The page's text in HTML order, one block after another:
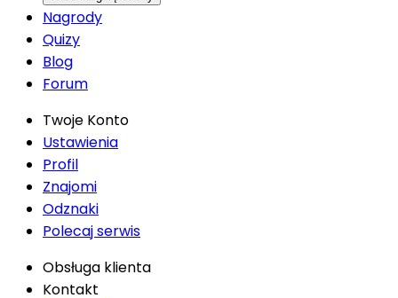
Nagrody
Quizy
Blog
Forum
Twoje Konto
Ustawienia
Profil
Znajomi
Odznaki
Polecaj serwis
Obsługa klienta
Kontakt